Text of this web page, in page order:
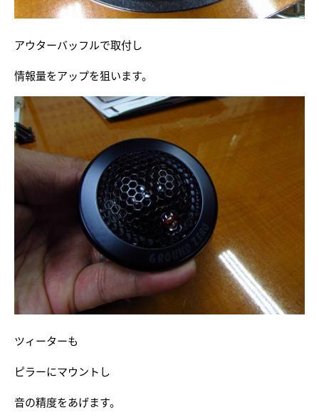
アウターバッフルで取付し
情報量をアップを狙います。
ツィーターも
ピラーにマウントし
音の精度をあげます。